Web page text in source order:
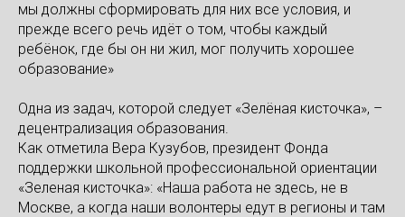
мы должны сформировать для них все условия, и
прежде всего речь идёт о том, чтобы каждый
ребёнок, где бы он ни жил, мог получить хорошее
образование»⠀
Одна из задач, которой следует «Зелёная кисточка», –
децентрализация образования.⠀
Как отметила Вера Кузубов, президент Фонда
поддержки школьной профессиональной ориентации
«Зеленая кисточка»: «Наша работа не здесь, не в
Москве, а когда наши волонтеры едут в регионы и там